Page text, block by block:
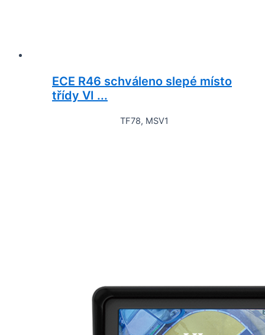
ECE R46 schváleno slepé místo
třídy VI ...
TF78, MSV1